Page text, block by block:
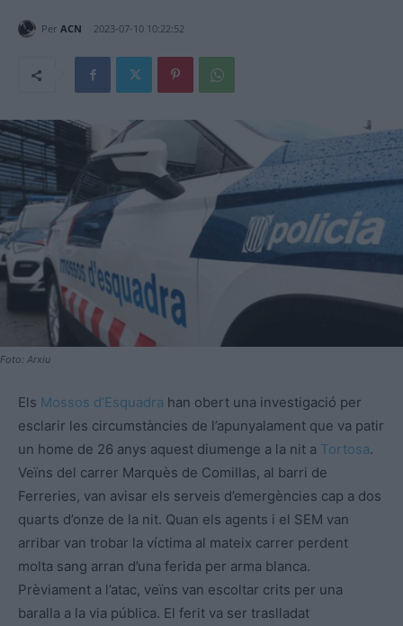
Per ACN 2023-07-10 10:22:52
Foto: Arxiu
Els Mossos d’Esquadra han obert una investigació per
esclarir les circumstàncies de l’apunyalament que va patir
un home de 26 anys aquest diumenge a la nit a Tortosa.
Veïns del carrer Marquès de Comillas, al barri de
Ferreries, van avisar els serveis d’emergències cap a dos
quarts d’onze de la nit. Quan els agents i el SEM van
arribar van trobar la víctima al mateix carrer perdent
molta sang arran d’una ferida per arma blanca.
Prèviament a l’atac, veïns van escoltar crits per una
baralla a la via pública. El ferit va ser traslladat